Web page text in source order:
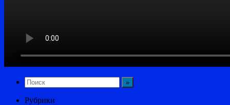
Рубрики